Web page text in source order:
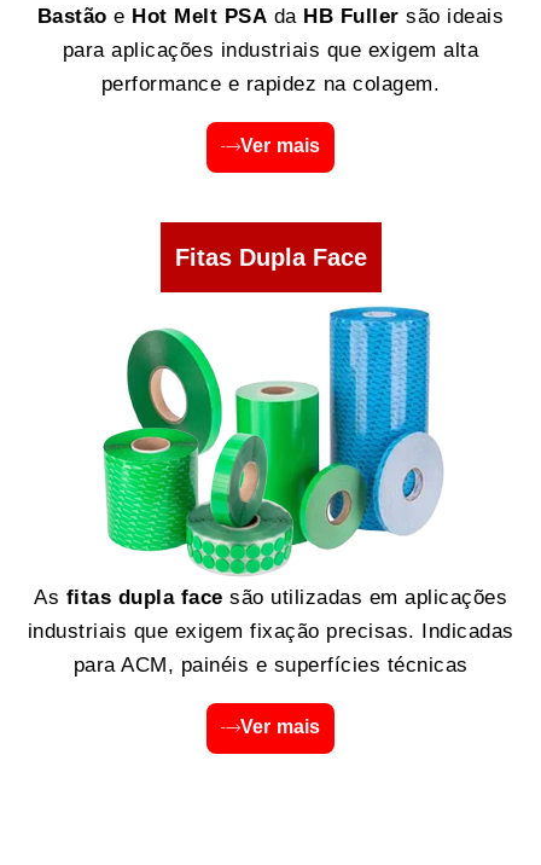
Bastão e Hot Melt PSA da HB Fuller são ideais
para aplicações industriais que exigem alta
performance e rapidez na colagem.
Ver mais
Fitas Dupla Face
As fitas dupla face são utilizadas em aplicações
industriais que exigem fixação precisas. Indicadas
para ACM, painéis e superfícies técnicas
Ver mais